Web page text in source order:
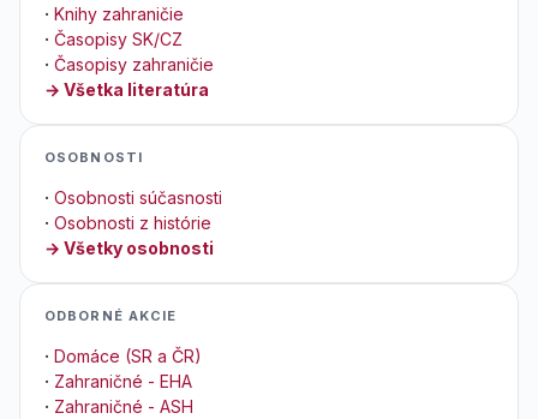
· Knihy zahraničie
· Časopisy SK/CZ
· Časopisy zahraničie
→ Všetka literatúra
OSOBNOSTI
· Osobnosti súčasnosti
· Osobnosti z histórie
→ Všetky osobnosti
ODBORNÉ AKCIE
· Domáce (SR a ČR)
· Zahraničné - EHA
· Zahraničné - ASH